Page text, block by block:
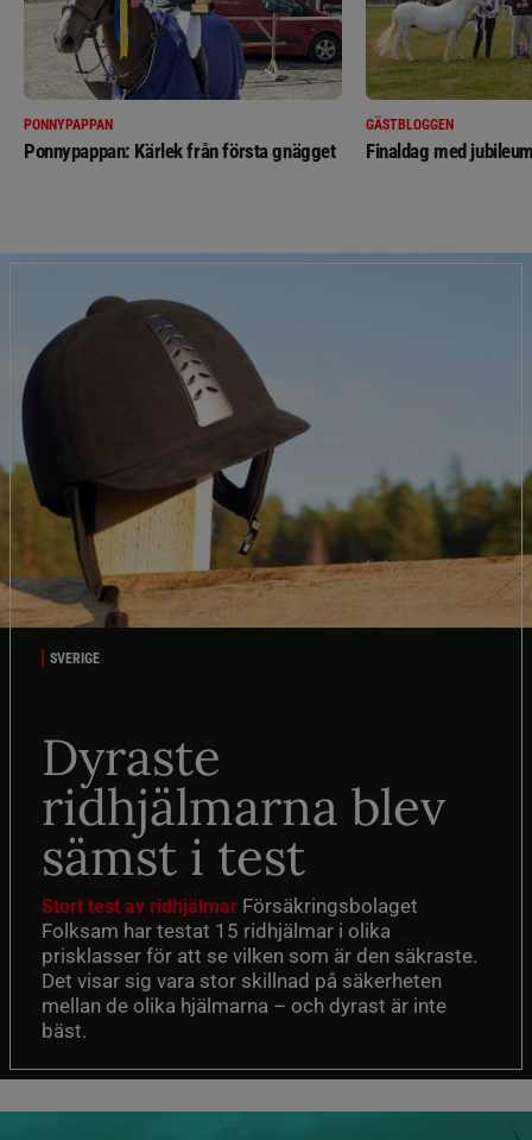
PONNYPAPPAN
Ponnypappan: Kärlek från första gnägget
GÄSTBLOGGEN
Finaldag med
SVERIGE
Dyraste
ridhjälmarna blev
sämst i test
Stort test av ridhjälmar Försäkringsbolaget
Folksam har testat 15 ridhjälmar i olika
prisklasser för att se vilken som är den säkraste.
Det visar sig vara stor skillnad på säkerheten
mellan de olika hjälmarna – och dyrast är inte
bäst.